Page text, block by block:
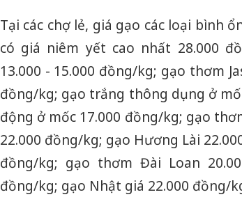
Tại các chợ lẻ, giá gạo các loại bình
có giá niêm yết cao nhất 28.000
13.000 - 15.000 đồng/kg; gạo thơm
đồng/kg; gạo trắng thông dụng ở
động ở mốc 17.000 đồng/kg; gạo
22.000 đồng/kg; gạo Hương Lài
đồng/kg; gạo thơm Đài Loan
đồng/kg; gạo Nhật giá 22.000 đồng/